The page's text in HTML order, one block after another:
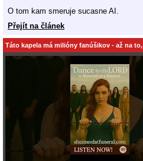
O tom kam smeruje sucasne AI.
Přejít na článek
Táto kapela má milióny fanúšikov - až na